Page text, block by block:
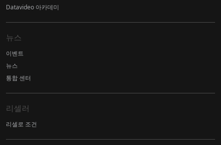
Datavideo 아카데미
뉴스
이벤트
뉴스
통합 센터
리셀러
리셀로 조건